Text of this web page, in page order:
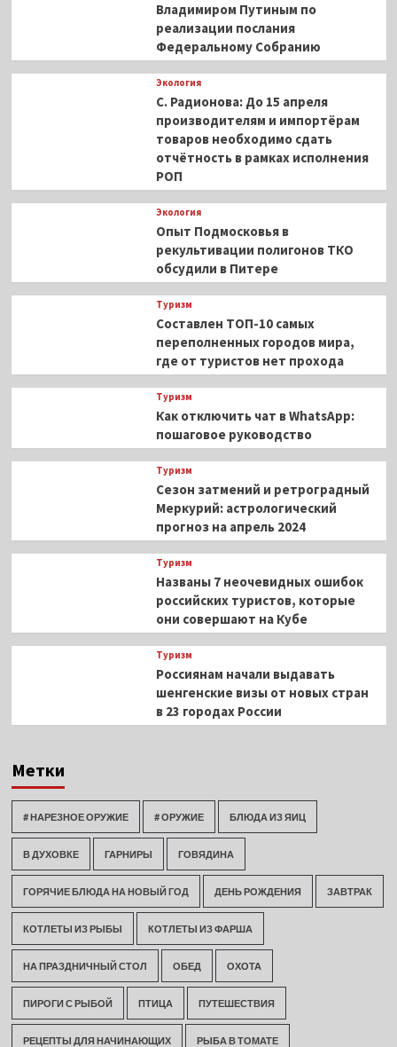
Владимиром Путиным по
реализации послания
Федеральному Собранию
Экология
С. Радионова: До 15 апреля
производителям и импортёрам
товаров необходимо сдать
отчётность в рамках исполнения
РОП
Экология
Опыт Подмосковья в
рекультивации полигонов ТКО
обсудили в Питере
Туризм
Составлен ТОП-10 самых
переполненных городов мира,
где от туристов нет прохода
Туризм
Как отключить чат в WhatsApp:
пошаговое руководство
Туризм
Сезон затмений и ретроградный
Меркурий: астрологический
прогноз на апрель 2024
Туризм
Названы 7 неочевидных ошибок
российских туристов, которые
они совершают на Кубе
Туризм
Россиянам начали выдавать
шенгенские визы от новых стран
в 23 городах России
Метки
# НАРЕЗНОЕ ОРУЖИЕ # ОРУЖИЕ БЛЮДА ИЗ ЯИЦ
В ДУХОВКЕ ГАРНИРЫ ГОВЯДИНА
ГОРЯЧИЕ БЛЮДА НА НОВЫЙ ГОД ДЕНЬ РОЖДЕНИЯ ЗАВТРАК
КОТЛЕТЫ ИЗ РЫБЫ КОТЛЕТЫ ИЗ ФАРША
НА ПРАЗДНИЧНЫЙ СТОЛ ОБЕД ОХОТА
ПИРОГИ С РЫБОЙ ПТИЦА ПУТЕШЕСТВИЯ
РЕЦЕПТЫ ДЛЯ НАЧИНАЮЩИХ РЫБА В ТОМАТЕ